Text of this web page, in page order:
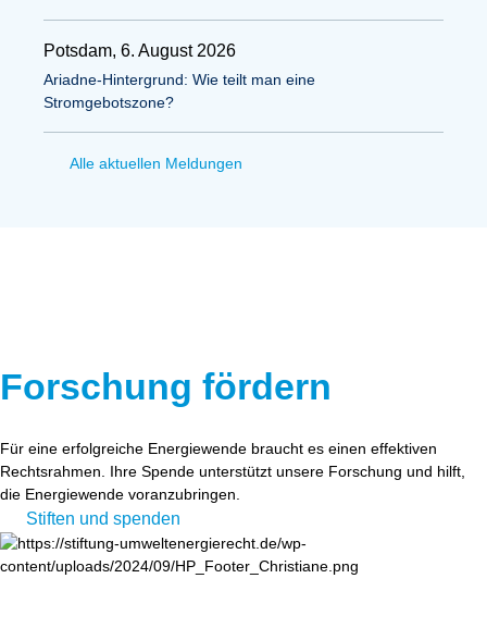
Potsdam, 6. August 2026
Ariadne-Hintergrund: Wie teilt man eine
Stromgebotszone?
Alle aktuellen Meldungen
Forschung fördern
Für eine erfolgreiche Energiewende braucht es einen effektiven
Rechtsrahmen. Ihre Spende unterstützt unsere Forschung und hilft,
die Energiewende voranzubringen.
Stiften und spenden